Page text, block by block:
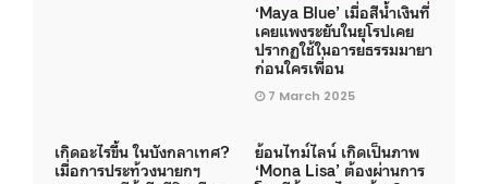
‘Maya Blue’ เมื่อสีน้ำเงินที่
เคยแพงระยับในยุโรปเคย
ปรากฏใช้ในอารยธรรมมายา
ก่อนใครเพื่อน
7 March 2025
เกิดอะไรขึ้น ในบังกลาเทศ?
เมื่อการประท้วงนายกฯ
ย้อนไทม์ไลน์ เกิดเป็นภาพ
‘Mona Lisa’ ต้องผ่านการ